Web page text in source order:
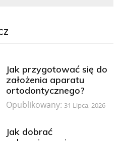
Jak przygotować się do
założenia aparatu
ortodontycznego?
Opublikowany: 31 Lipca, 2026
Jak dobrać